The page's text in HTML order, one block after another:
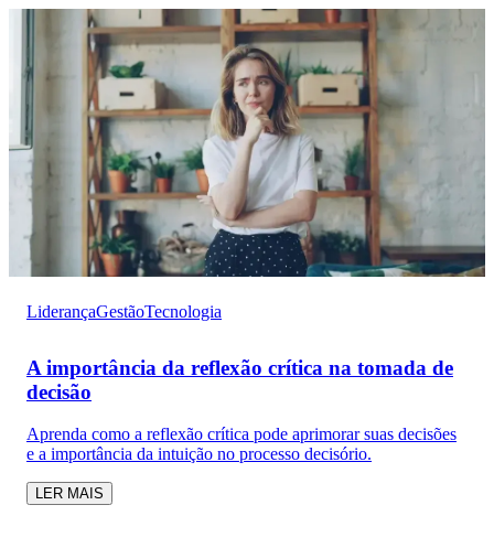
LiderançaGestãoTecnologia
A importância da reflexão crítica na tomada de
decisão
Aprenda como a reflexão crítica pode aprimorar suas decisões
e a importância da intuição no processo decisório.
LER MAIS